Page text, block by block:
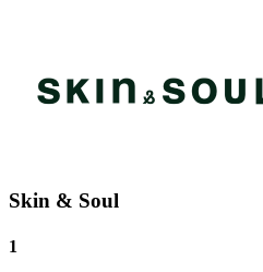
Skin & Soul
1